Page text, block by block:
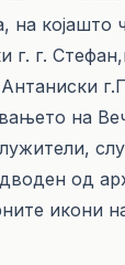
на
г. г.
на
од
икони